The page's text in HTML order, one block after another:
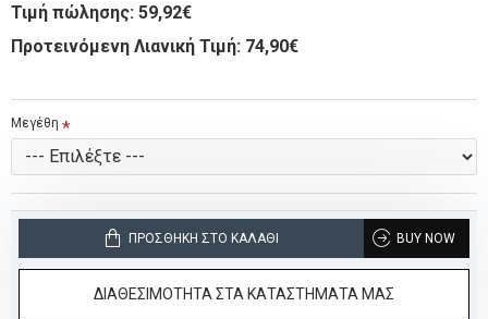
Τιμή πώλησης: 59,92€
Προτεινόμενη Λιανική Τιμή: 74,90€
Μεγέθη
ΠΡΟΣΘΉΚΗ ΣΤΟ ΚΑΛΆΘΙ BUY NOW
ΔΙΑΘΕΣΙΜΟΤΗΤΑ ΣΤΑ ΚΑΤΑΣΤΗΜΑΤΑ ΜΑΣ